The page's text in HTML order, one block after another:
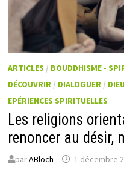
ARTICLES / BOUDDHISME -
DÉCOUVRIR / DIALOGUER / DIEU
EPÉRIENCES SPIRITUELLES
Les religions
renoncer au désir,
parABloch 1 décembre